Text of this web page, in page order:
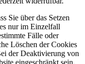
Sie über das Setzen
nur im Einzelfall
Fälle oder
Löschen der Cookies
der Deaktivierung von